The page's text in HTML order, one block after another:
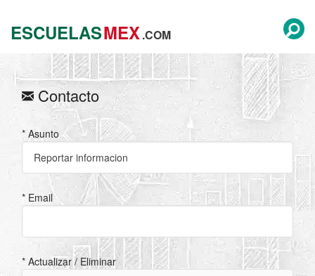
ESCUELASMEX.COM
Contacto
* Asunto
* Email
* Actualizar / Eliminar